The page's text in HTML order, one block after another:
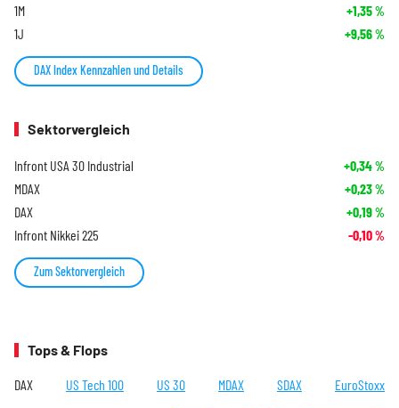
1M +1,35%
1J +9,56%
DAX Index Kennzahlen und Details
Sektorvergleich
Infront USA 30 Industrial +0,34%
MDAX +0,23%
DAX +0,19%
Infront Nikkei 225 -0,10%
Zum Sektorvergleich
Tops & Flops
DAX US Tech 100 US 30 MDAX SDAX EuroStoxx